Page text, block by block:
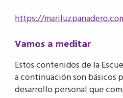
https://
Vamos a meditar
Estos contenidos de la
a continuación son básicos
desarrollo personal que